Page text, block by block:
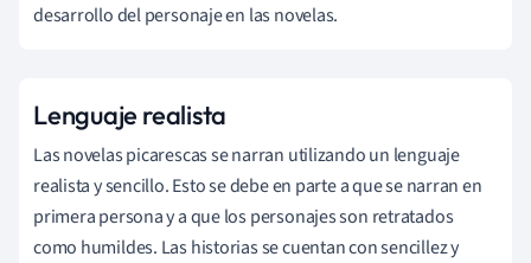
desarrollo del personaje en las novelas.
Lenguaje realista
Las novelas picarescas se narran utilizando un lenguaje
realista y sencillo. Esto se debe en parte a que se narran en
primera persona y a que los personajes son retratados
como humildes. Las historias se cuentan con sencillez y